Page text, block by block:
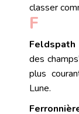
classer
F
Feldspath
des
plus
Lune.